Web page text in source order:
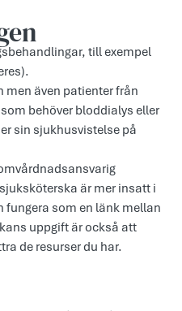
till exempel
men även patienter från
behöver bloddialys eller
sin sjukhusvistelse på
är mer insatt i
fungera som en länk mellan
uppgift är också att
de resurser du har.